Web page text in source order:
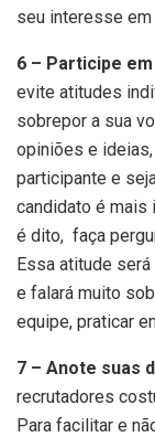
seu interesse
6 – Participe
evite atitudes
sobrepor a sua
opiniões e
participante e
candidato é mais
é dito, faça
Essa atitude
e falará muito
equipe, praticar
7 – Anote suas
recrutadores
Para facilitar e